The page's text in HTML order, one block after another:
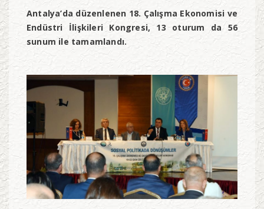
Antalya’da düzenlenen 18. Çalışma Ekonomisi ve
Endüstri İlişkileri Kongresi, 13 oturum da 56
sunum ile tamamlandı.